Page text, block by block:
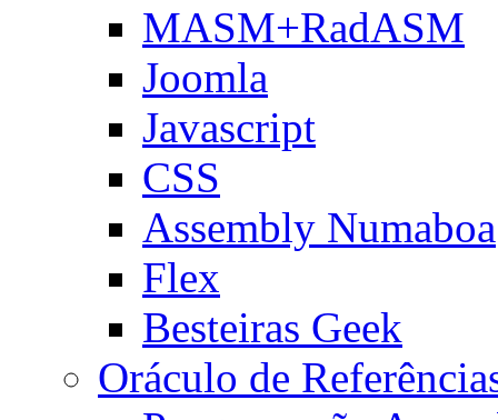
MASM+RadASM
Joomla
Javascript
CSS
Assembly Numaboa
Flex
Besteiras Geek
Oráculo de